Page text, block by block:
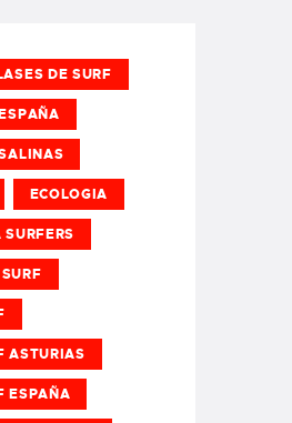
DE SURF
ECOLOGIA
ASTURIAS
ESPAÑA